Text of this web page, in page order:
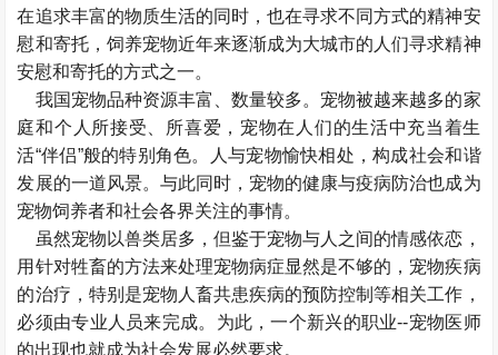
在追求丰富的物质生活的同时，也在寻求不同方式的精神安
慰和寄托，饲养宠物近年来逐渐成为大城市的人们寻求精神
安慰和寄托的方式之一。
我国宠物品种资源丰富、数量较多。宠物被越来越多的家
庭和个人所接受、所喜爱，宠物在人们的生活中充当着生
活“伴侣”般的特别角色。人与宠物愉快相处，构成社会和谐
发展的一道风景。与此同时，宠物的健康与疫病防治也成为
宠物饲养者和社会各界关注的事情。
虽然宠物以兽类居多，但鉴于宠物与人之间的情感依恋，
用针对牲畜的方法来处理宠物病症显然是不够的，宠物疾病
的治疗，特别是宠物人畜共患疾病的预防控制等相关工作，
必须由专业人员来完成。为此，一个新兴的职业--宠物医师
的出现也就成为社会发展必然要求。